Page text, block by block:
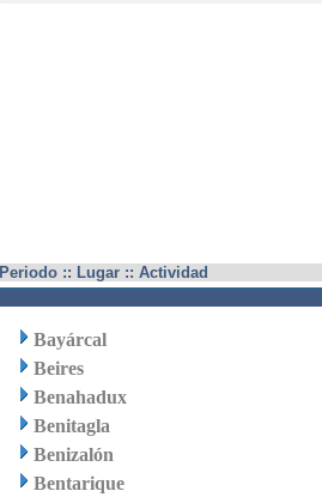
Periodo :: Lugar :: Actividad
Bayárcal
Beires
Benahadux
Benitagla
Benizalón
Bentarique